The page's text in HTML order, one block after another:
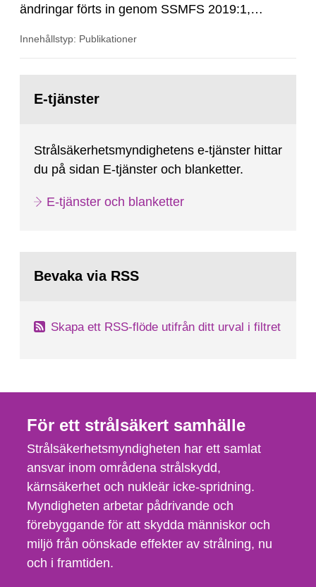
ändringar förts in genom SSMFS 2019:1,
Innehållstyp: Publikationer
sida:E-tjänster
Strålsäkerhetsmyndighetens e-tjänster hittar
du på sidan E-tjänster och blanketter.
E-tjänster och blanketter
Bevaka via RSS
Skapa ett RSS-flöde utifrån ditt urval i filtret
För ett strålsäkert samhälle
Strålsäkerhetsmyndigheten har ett samlat
ansvar inom områdena strålskydd,
kärnsäkerhet och nukleär icke-spridning.
Myndigheten arbetar pådrivande och
förebyggande för att skydda människor och
miljö från oönskade effekter av strålning, nu
och i framtiden.